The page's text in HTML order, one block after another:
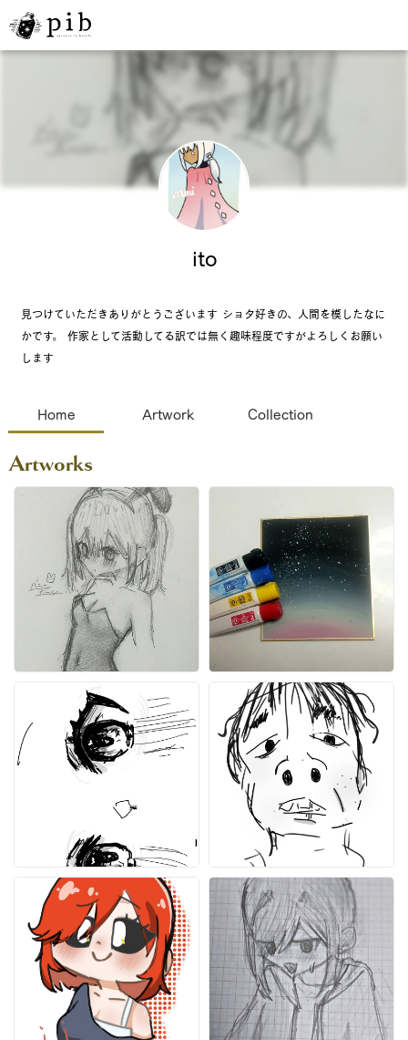
ito
見つけていただきありがとうございます ショタ好きの、人間を模したなに
かです。 作家として活動してる訳では無く趣味程度ですがよろしくお願い
します
Home Artwork Collection
Artworks